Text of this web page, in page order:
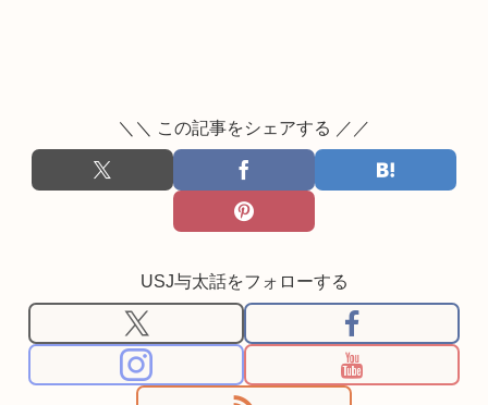
＼＼ この記事をシェアする ／／
USJ与太話をフォローする